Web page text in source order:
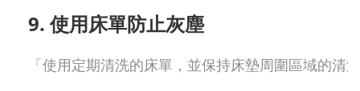
9. 使用床單防止灰塵
「使用定期清洗的床單，並保持床墊周圍區域的清